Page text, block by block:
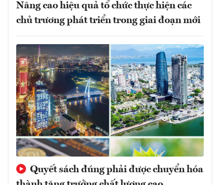
Nâng cao hiệu quả tổ chức thực hiện các
chủ trương phát triển trong giai đoạn mới
Quyết sách đúng phải được chuyển hóa